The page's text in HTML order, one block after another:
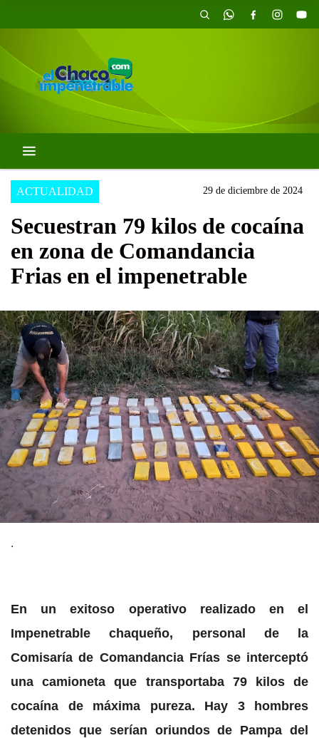
ACTUALIDAD 29 de diciembre de 2024
Secuestran 79 kilos de cocaína
en zona de Comandancia
Frias en el impenetrable
.
En un exitoso operativo realizado en el
Impenetrable chaqueño, personal de la
Comisaría de Comandancia Frías se interceptó
una camioneta que transportaba 79 kilos de
cocaína de máxima pureza. Hay 3 hombres
detenidos que serían oriundos de Pampa del